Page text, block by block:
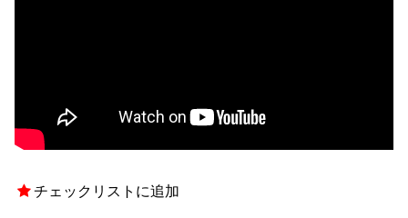
チェックリストに追加